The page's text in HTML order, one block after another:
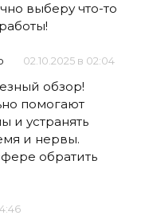
выберу что-то
02.10.2025 в 02:04
обзор!
помогают
и устранять
и нервы.
обратить